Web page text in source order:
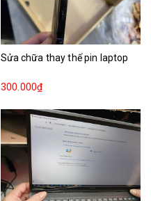
Sửa chữa thay thế pin laptop
300.000₫